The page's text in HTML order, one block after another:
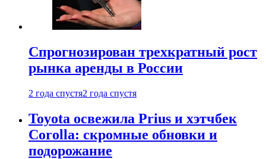
Спрогнозирован трехкратный рост
рынка аренды в России
2 года спустя2 года спустя
Toyota освежила Prius и хэтчбек
Corolla: скромные обновки и
подорожание